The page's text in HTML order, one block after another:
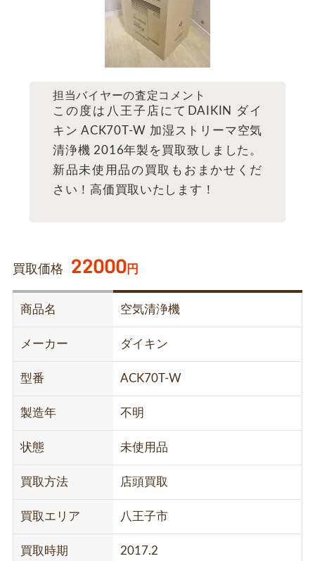
担当バイヤーの査定コメント
この度は八王子店にてDAIKIN ダイ
キン ACK70T-W 加湿ストリーマ空気
清浄機 2016年製を買取致しました。
新品未使用品の買取もおまかせくだ
さい！高価買取いたします！
買取価格 22000円
商品名 空気清浄機
メーカー ダイキン
型番 ACK70T-W
製造年 不明
状態 未使用品
買取方法 店頭買取
買取エリア 八王子市
買取時期 2017.2